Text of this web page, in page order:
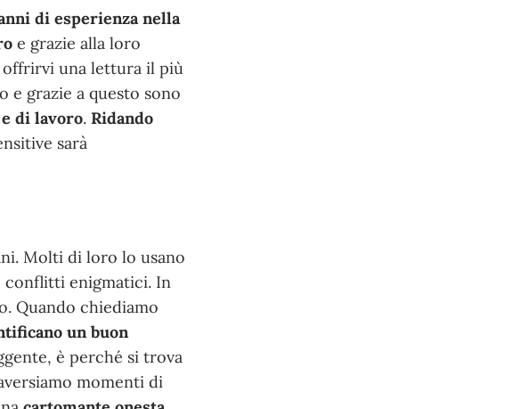
di esperienza nella
e grazie alla loro
offrirvi una lettura il più
grazie a questo sono
di lavoro. Ridando
sarà
Molti di loro lo usano
conflitti enigmatici. In
Quando chiediamo
un buon
è perché si trova
momenti di